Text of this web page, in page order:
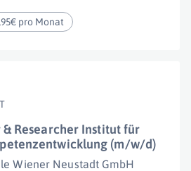
pro Monat
Researcher Institut für
(m/w/d)
Wiener Neustadt GmbH